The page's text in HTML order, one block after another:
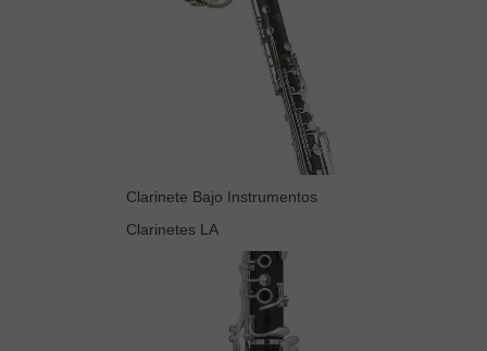
Clarinete Bajo Instrumentos
Clarinetes LA